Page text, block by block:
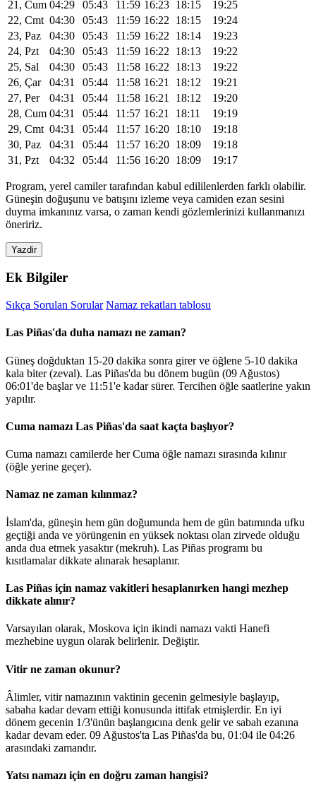
21, Cum 04:29 05:43 11:59 16:23 18:15
19:25
22, Cmt 04:30 05:43 11:59 16:22 18:15
19:24
23, Paz
04:30 05:43 11:59 16:22 18:14
19:23
24, Pzt
04:30 05:43 11:59 16:22 18:13
19:22
25, Sal
04:30 05:43 11:58 16:22 18:13
19:22
26, Çar
04:31 05:44 11:58 16:21 18:12
19:21
27, Per
04:31 05:44 11:58 16:21 18:12
19:20
28, Cum 04:31 05:44 11:57 16:21 18:11
19:19
29, Cmt 04:31 05:44 11:57 16:20 18:10
19:18
30, Paz
04:31 05:44 11:57 16:20 18:09
19:18
31, Pzt
04:32 05:44 11:56 16:20 18:09 19:17
Program, yerel camiler tarafından kabul edililenlerden farklı olabilir.
Güneşin doğuşunu ve batışını izleme veya camiden ezan sesini
duyma imkanınız varsa, o zaman kendi gözlemlerinizi kullanmanızı
öneririz.
Yazdir
Ek Bilgiler
Sıkça Sorulan Sorular Namaz rekatları tablosu
Las Piñas'da duha namazı ne zaman?
Güneş doğduktan 15-20 dakika sonra girer ve öğlene 5-10 dakika
kala biter (zeval). Las Piñas'da bu dönem bugün (09 Ağustos)
06:01'de başlar ve 11:51'e kadar sürer. Tercihen öğle saatlerine yakın
yapılır.
Cuma namazı Las Piñas'da saat kaçta başlıyor?
Cuma namazı camilerde her Cuma öğle namazı sırasında kılınır
(öğle yerine geçer).
Namaz ne zaman kılınmaz?
İslam'da, güneşin hem gün doğumunda hem de gün batımında ufku
geçtiği anda ve yörüngenin en yüksek noktası olan zirvede olduğu
anda dua etmek yasaktır (mekruh). Las Piñas programı bu
kısıtlamalar dikkate alınarak hesaplanır.
Las Piñas için namaz vakitleri hesaplanırken hangi mezhep
dikkate alınır?
Varsayılan olarak, Moskova için ikindi namazı vakti Hanefi
mezhebine uygun olarak belirlenir. Değiştir.
Vitir ne zaman okunur?
Âlimler, vitir namazının vaktinin gecenin gelmesiyle başlayıp,
sabaha kadar devam ettiği konusunda ittifak etmişlerdir. En iyi
dönem gecenin 1/3'ünün başlangıcına denk gelir ve sabah ezanına
kadar devam eder. 09 Ağustos'ta Las Piñas'da bu, 01:04 ile 04:26
arasındaki zamandır.
Yatsı namazı için en doğru zaman hangisi?